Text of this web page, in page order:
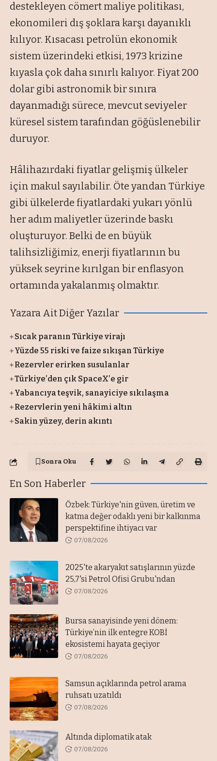
destekleyen cömert maliye politikası,
ekonomileri dış şoklara karşı dayanıklı
kılıyor. Kısacası petrolün ekonomik
sistem üzerindeki etkisi, 1973 krizine
kıyasla çok daha sınırlı kalıyor. Fiyat 200
dolar gibi astronomik bir sınıra
dayanmadığı sürece, mevcut seviyeler
küresel sistem tarafından göğüslenebilir
duruyor.
Hâlihazırdaki fiyatlar gelişmiş ülkeler
için makul sayılabilir. Öte yandan Türkiye
gibi ülkelerde fiyatlardaki yukarı yönlü
her adım maliyetler üzerinde baskı
oluşturuyor. Belki de en büyük
talihsizliğimiz, enerji fiyatlarının bu
yüksek seyrine kırılgan bir enflasyon
ortamında yakalanmış olmaktır.
Yazara Ait Diğer Yazılar
Sıcak paranın Türkiye virajı
Yüzde 55 riski ve faize sıkışan Türkiye
Rezervler erirken susulanlar
Türkiye’den çık SpaceX’e gir
Yabancıya teşvik, sanayiciye sıkılaşma
Rezervlerin yeni hâkimi altın
Sakin yüzey, derin akıntı
Sonra Oku
En Son Haberler
Özbek: Türkiye'nin güven, üretim ve
katma değer odaklı yeni bir kalkınma
perspektifine ihtiyacı var
07/08/2026
2025'te akaryakıt satışlarının yüzde
25,7'si Petrol Ofisi Grubu'ndan
07/08/2026
Bursa sanayisinde yeni dönem:
Türkiye’nin ilk entegre KOBİ
ekosistemi hayata geçiyor
07/08/2026
Samsun açıklarında petrol arama
ruhsatı uzatıldı
07/08/2026
Altında diplomatik atak
07/08/2026